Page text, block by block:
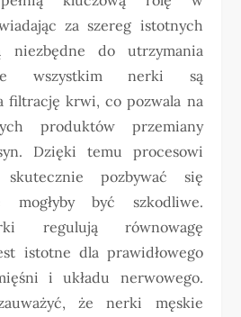
za szereg istotnych
do utrzymania
wszystkim nerki są
filtrację krwi, co pozwala na
produktów przemiany
Dzięki temu procesowi
pozbywać się
mogłyby być szkodliwe.
regulują równowagę
istotne dla prawidłowego
i układu nerwowego.
że nerki męskie